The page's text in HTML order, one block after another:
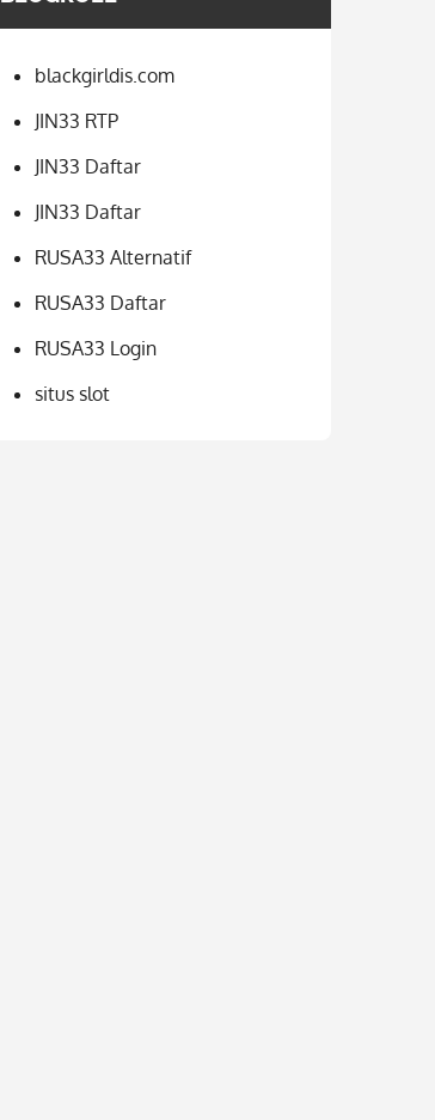
blackgirldis.com
JIN33 RTP
JIN33 Daftar
JIN33 Daftar
RUSA33 Alternatif
RUSA33 Daftar
RUSA33 Login
situs slot